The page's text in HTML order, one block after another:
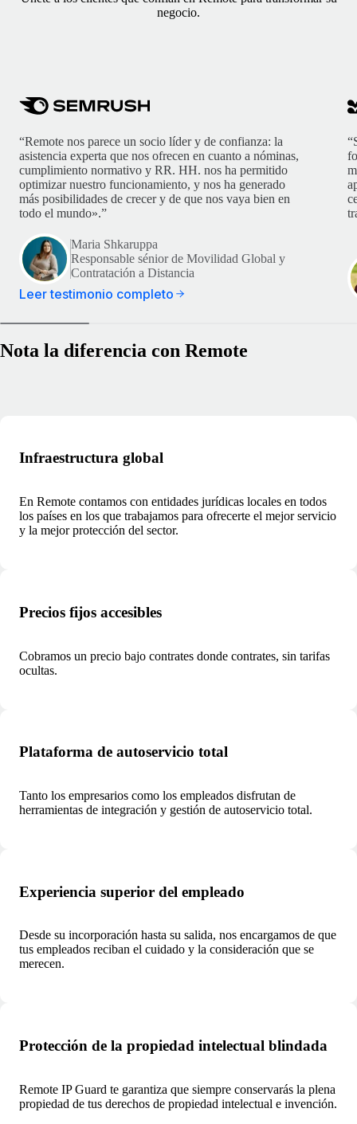
negocio.
“Remote nos parece un socio líder y de confianza: la
asistencia experta que nos ofrecen en cuanto a nóminas,
cumplimiento normativo y RR. HH. nos ha permitido
optimizar nuestro funcionamiento, y nos ha generado
más posibilidades de crecer y de que nos vaya bien en
todo el mundo».”
Maria Shkaruppa
Responsable sénior de Movilidad Global y
Contratación a Distancia
Leer testimonio completo
Nota la diferencia con Remote
Infraestructura global
En Remote contamos con entidades jurídicas locales en todos
los países en los que trabajamos para ofrecerte el mejor servicio
y la mejor protección del sector.
Precios fijos accesibles
Cobramos un precio bajo contrates donde contrates, sin tarifas
ocultas.
Plataforma de autoservicio total
Tanto los empresarios como los empleados disfrutan de
herramientas de integración y gestión de autoservicio total.
Experiencia superior del empleado
Desde su incorporación hasta su salida, nos encargamos de que
tus empleados reciban el cuidado y la consideración que se
merecen.
Protección de la propiedad intelectual blindada
Remote IP Guard te garantiza que siempre conservarás la plena
propiedad de tus derechos de propiedad intelectual e invención.